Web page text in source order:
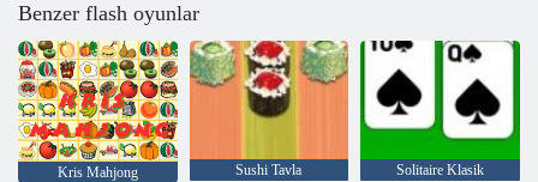
Benzer flash oyunlar
Kris Mahjong Sushi Tavla Solitaire Klasik